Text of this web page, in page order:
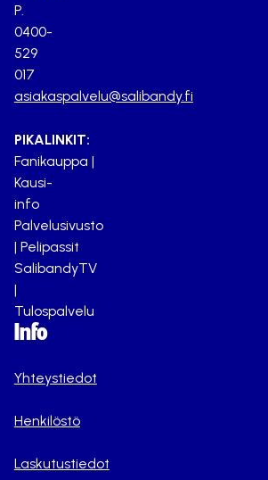
P.
0400-
529
017
asiakaspalvelu@salibandy.fi
PIKALINKIT:
Fanikauppa |
Kausi-
info
Palvelusivusto
| Pelipassit
SalibandyTV
|
Tulospalvelu
Info
Yhteystiedot
Henkilöstö
Laskutustiedot